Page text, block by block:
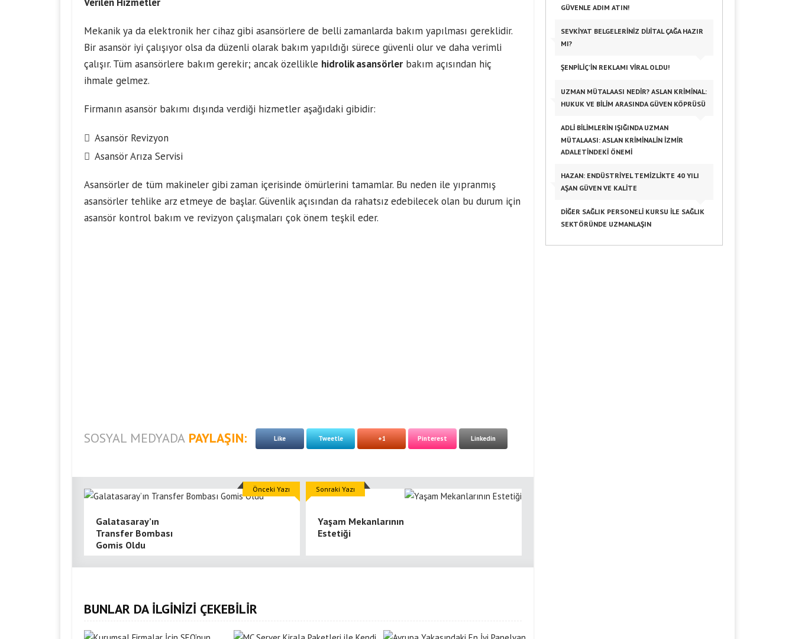
Mekanik ya da elektronik her cihaz gibi asansörlere de belli zamanlarda bakım yapılması gereklidir.
Bir asansör iyi çalışıyor olsa da düzenli olarak bakım yapıldığı sürece güvenli olur ve daha verimli
çalışır. Tüm asansörlere bakım gerekir; ancak özellikle hidrolik asansörler bakım açısından hiç
ihmale gelmez.
Firmanın asansör bakımı dışında verdiği hizmetler aşağıdaki gibidir:
Asansör Revizyon
Asansör Arıza Servisi
Asansörler de tüm makineler gibi zaman içerisinde ömürlerini tamamlar. Bu neden ile yıpranmış
asansörler tehlike arz etmeye de başlar. Güvenlik açısından da rahatsız edebilecek olan bu durum için
asansör kontrol bakım ve revizyon çalışmaları çok önem teşkil eder.
SOSYAL MEDYADA PAYLAŞIN: Like Tweetle +1 Pinterest Linkedin
Galatasaray’ın
Transfer Bombası
Gomis Oldu
Önceki Yazı
Yaşam Mekanlarının
Estetiği
Sonraki Yazı
BUNLAR DA İLGİNİZİ ÇEKEBİLİR
GÜVENLE ADIM ATIN!
SEVKIYAT BELGELERINIZ DIJITAL ÇAĞA HAZIR
MI?
ŞENPILIÇ’IN REKLAMI VIRAL OLDU!
UZMAN MÜTALAASI NEDIR? ASLAN KRIMINAL:
HUKUK VE BILIM ARASINDA GÜVEN KÖPRÜSÜ
ADLI BILIMLERIN IŞIĞINDA UZMAN
MÜTALAASI: ASLAN KRIMINALIN İZMIR
ADALETINDEKI ÖNEMI
HAZAN: ENDÜSTRIYEL TEMIZLIKTE 40 YILI
AŞAN GÜVEN VE KALITE
DIĞER SAĞLIK PERSONELI KURSU ILE SAĞLIK
SEKTÖRÜNDE UZMANLAŞIN